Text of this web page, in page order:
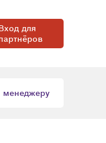
для
менеджеру